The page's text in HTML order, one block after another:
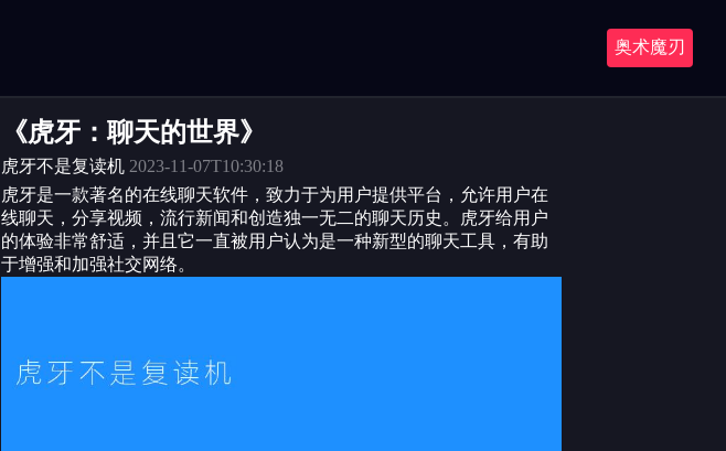
奥术魔刃
《虎牙：聊天的世界》
虎牙不是复读机 2023-11-07T10:30:18
虎牙是一款著名的在线聊天软件，致力于为用户提供平台，允许用户在
线聊天，分享视频，流行新闻和创造独一无二的聊天历史。虎牙给用户
的体验非常舒适，并且它一直被用户认为是一种新型的聊天工具，有助
于增强和加强社交网络。